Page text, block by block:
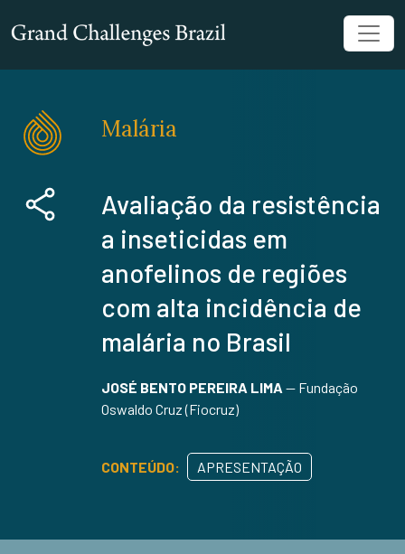
Malária
Avaliação da resistência
a inseticidas em
anofelinos de regiões
com alta incidência de
malária no Brasil
JOSÉ BENTO PEREIRA LIMA — Fundação
Oswaldo Cruz (Fiocruz)
CONTEÚDO: APRESENTAÇÃO